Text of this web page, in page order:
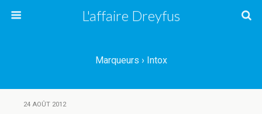
L'affaire Dreyfus
Marqueurs › Intox
24 AOÛT 2012